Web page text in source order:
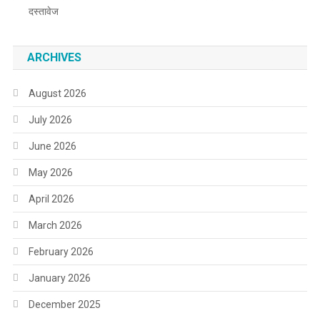
दस्तावेज
ARCHIVES
August 2026
July 2026
June 2026
May 2026
April 2026
March 2026
February 2026
January 2026
December 2025